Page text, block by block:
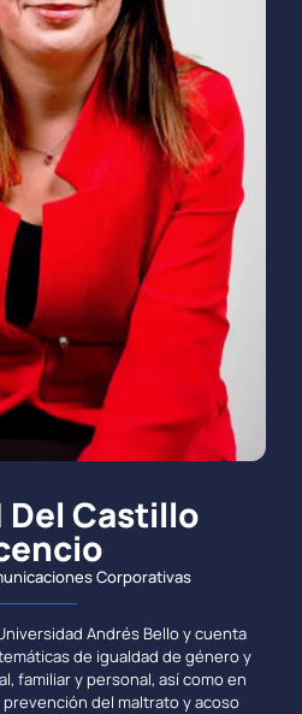
Del Castillo
Corporativas
Andrés Bello y cuenta
de igualdad de género y
familiar y personal, así como en
del maltrato y acoso